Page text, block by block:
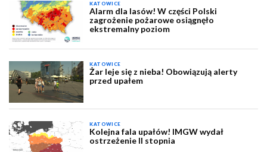
KATOWICE
Alarm dla lasów! W części Polski
zagrożenie pożarowe osiągnęło
ekstremalny poziom
KATOWICE
Żar leje się z nieba! Obowiązują alerty
przed upałem
KATOWICE
Kolejna fala upałów! IMGW wydał
ostrzeżenie II stopnia